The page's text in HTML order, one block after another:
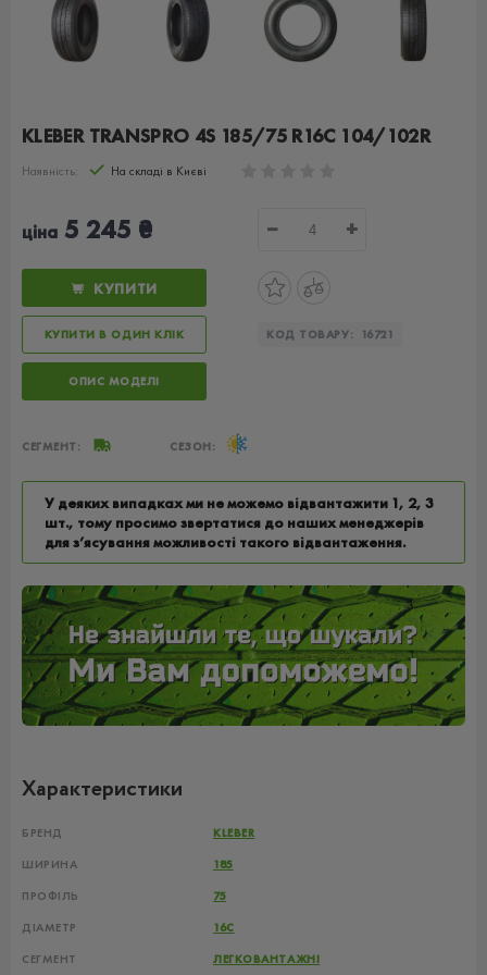
KLEBER TRANSPRO 4S 185/75 R16C 104/102R
Наявність: На складі в Києві
ціна 5 245 ₴ − +
КУПИТИ
КУПИТИ В ОДИН КЛІК КОД ТОВАРУ: 16721
ОПИС МОДЕЛІ
СЕГМЕНТ: СЕЗОН:
У деяких випадках ми не можемо відвантажити 1, 2, 3
шт., тому просимо звертатися до наших менеджерів
для з’ясування можливості такого відвантаження.
Характеристики
БРЕНД KLEBER
ШИРИНА 185
ПРОФІЛЬ 75
ДІАМЕТР 16C
СЕГМЕНТ ЛЕГКОВАНТАЖНІ